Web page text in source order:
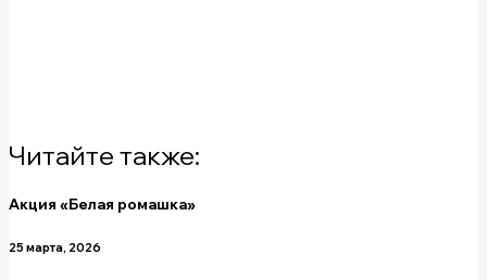
Читайте также:
Акция «Белая ромашка»
25 марта, 2026